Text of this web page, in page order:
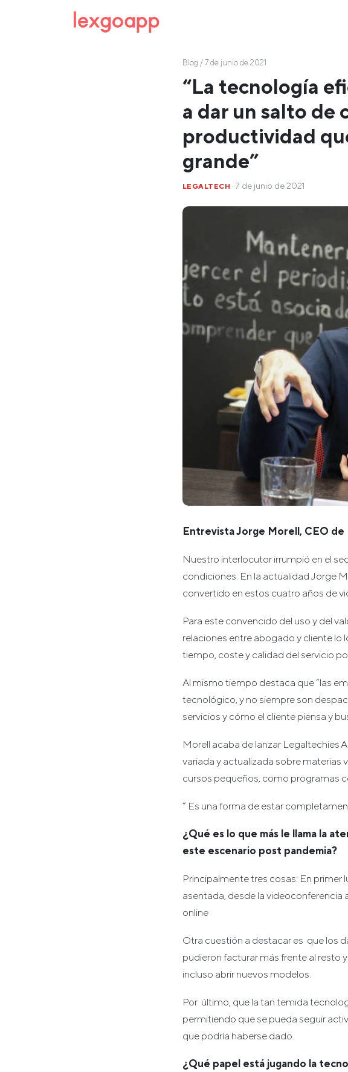
Blog / 7 de junio de 2021
“La tecnología
a dar un salto de
productividad
grande”
LEGALTECH · 7 de junio de 2021
Entrevista Jorge Morell, CEO
Nuestro interlocutor irrumpió en el
condiciones. En la actualidad Jorge
convertido en estos cuatro años de
Para este convencido del uso y del
relaciones entre abogado y cliente lo
tiempo, coste y calidad del servicio
Al mismo tiempo destaca que “las
tecnológico, y no siempre son
servicios y cómo el cliente piensa y
Morell acaba de lanzar Legaltechies
variada y actualizada sobre materias
cursos pequeños, como programas
“ Es una forma de estar
¿Qué es lo que más le llama la
este escenario post pandemia?
Principalmente tres cosas: En primer
asentada, desde la videoconferencia
online
Otra cuestión a destacar es que los
pudieron facturar más frente al resto
incluso abrir nuevos modelos.
Por último, que la tan temida
permitiendo que se pueda seguir
que podría haberse dado.
¿Qué papel está jugando la